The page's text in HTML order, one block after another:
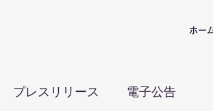
ホー
プレスリリース 電子公告